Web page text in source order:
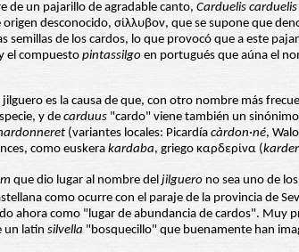
de un pajarillo de agradable canto, Carduelis carduelis
origen desconocido, σίλλυβον, que se supone que
semillas de los cardos, lo que provocó que a este
el compuestopintassilgo en portugués que aúna el
es la causa de que, con otro nombre más
y de carduus "cardo" viene también un
(variantes locales: Picardía càrdon·né,
como euskera kardaba, griego καρδερίνα (
que dio lugar al nombre del jilguero no sea uno de
ahora como "lugar de abundancia de cardos". Muy
un latin silvella "bosquecillo" que buenamente han